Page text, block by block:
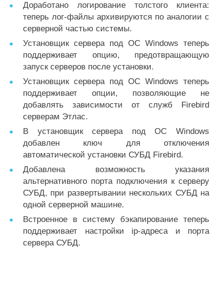
Доработано логирование толстого клиента:
теперь лог-файлы архивируются по аналогии с
серверной частью системы.
Установщик сервера под ОС Windows теперь
поддерживает опцию, предотвращающую
запуск серверов после установки.
Установщик сервера под ОС Windows теперь
поддерживает опции, позволяющие не
добавлять зависимости от служб Firebird
серверам Этлас.
В установщик сервера под ОС Windows
добавлен ключ для отключения
автоматической установки СУБД Firebird.
Добавлена возможность указания
альтернативного порта подключения к серверу
СУБД, при развертывании нескольких СУБД на
одной серверной машине.
Встроенное в систему бэкапирование теперь
поддерживает настройки ip-адреса и порта
сервера СУБД.